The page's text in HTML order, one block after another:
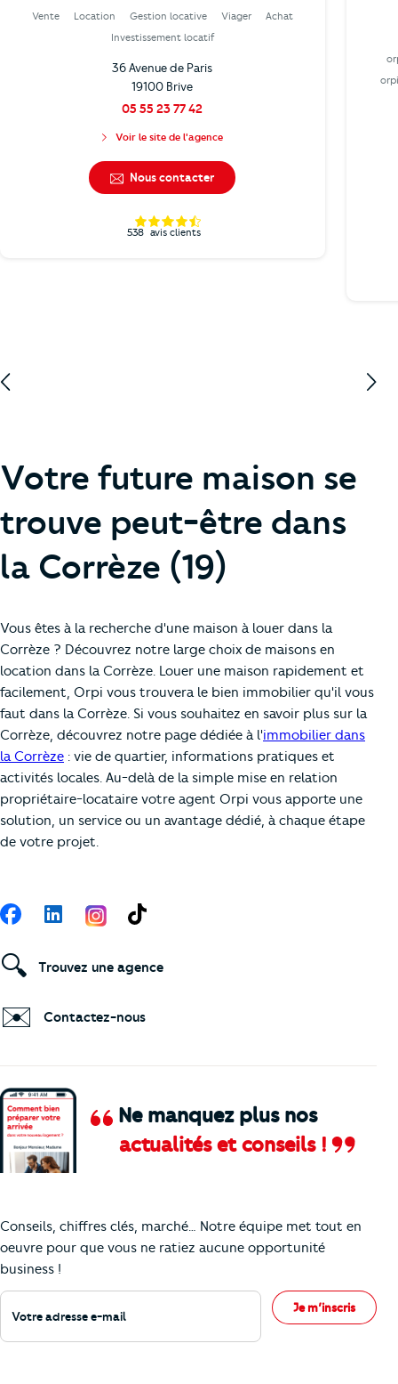
Vente Location Gestion locative Viager
Achat
Investissement locatif
36 Avenue de Paris
19100 Brive
05 55 23 77 42
Voir le site de l'agence
Nous contacter
538 avis clients
Votre future maison se
trouve peut-être dans
la Corrèze (19)
Vous êtes à la recherche d'une maison à louer dans la
Corrèze ? Découvrez notre large choix de maisons en
location dans la Corrèze. Louer une maison rapidement et
facilement, Orpi vous trouvera le bien immobilier qu'il vous
faut dans la Corrèze. Si vous souhaitez en savoir plus sur la
Corrèze, découvrez notre page dédiée à l'immobilier dans
la Corrèze : vie de quartier, informations pratiques et
activités locales. Au-delà de la simple mise en relation
propriétaire-locataire votre agent Orpi vous apporte une
solution, un service ou un avantage dédié, à chaque étape
de votre projet.
Ne manquez plus nos
actualités et conseils !
Conseils, chiffres clés, marché… Notre équipe met tout en
oeuvre pour que vous ne ratiez aucune opportunité
business !
Votre adresse e-mail
Je m’inscris
Suivez-nous
FacebookLinkedIn TikTok
🔍 Trouvez une agence
✉️ Contactez-nous